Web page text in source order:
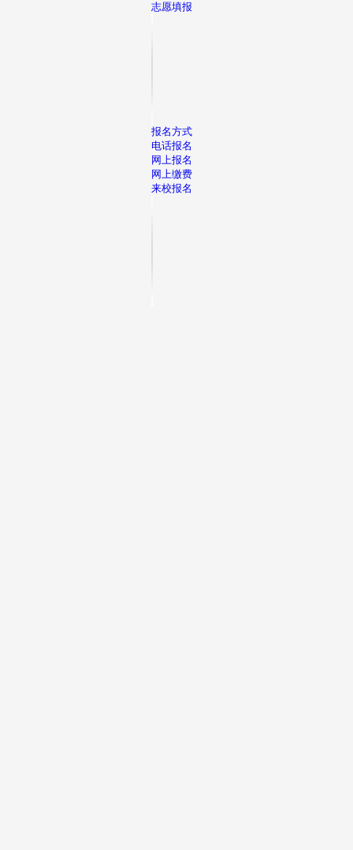
志愿填报
报名方式
电话报名
网上报名
网上缴费
来校报名